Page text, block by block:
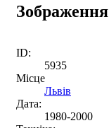
Зображення
ID:
5935
Місце
Львів
Дата:
1980-2000